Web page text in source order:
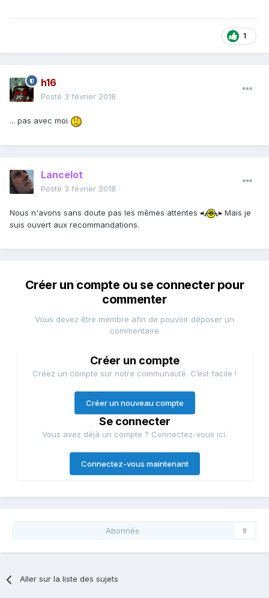
1
h16
Posté 3 février 2018
... pas avec moi
Lancelot
Posté 3 février 2018
Nous n'avons sans doute pas les mêmes attentes
Mais je
suis ouvert aux recommandations.
Créer un compte ou se connecter pour
commenter
Vous devez être membre afin de pouvoir déposer un
commentaire
Créer un compte
Créez un compte sur notre communauté. C’est facile !
Créer un nouveau compte
Se connecter
Vous avez déjà un compte ? Connectez-vous ici.
Connectez-vous maintenant
Abonnés 0
Aller sur la liste des sujets